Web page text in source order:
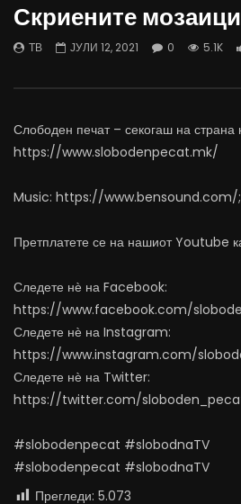
10:25
06.08.2026
Скриените
ТВ ЈУЛИ 12, 2021 0 5.1K
Слободен печат – секогаш на страна
https://www.slobodenpecat.mk/
Music: https://
Претплатете се на нашиот Youtube
Следете нѐ на Facebook:
https://www.facebook.com/
Следете нѐ на Instagram:
https://www.instagram.com/
Следете нѐ на Twitter:
https://twitter.com/
#slobodenpecat #slobodnaTV
#slobodenpecat #slobodnaTV
Прегледи: 5.073